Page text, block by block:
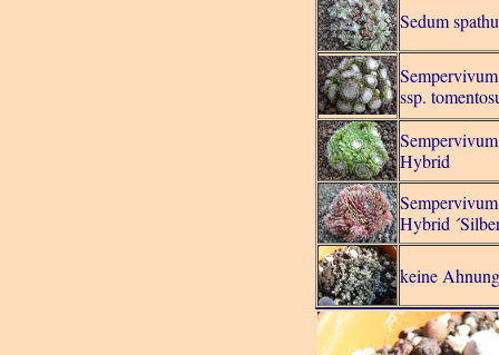
Sedum
ssp.
Hybrid
Hybrid
keine